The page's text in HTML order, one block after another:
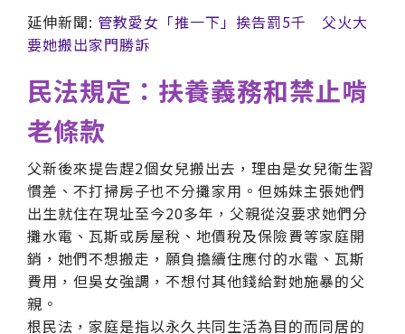
延伸新聞: 管教愛女「推一下」挨告罰5千 父火大
要她搬出家門勝訴
民法規定：扶養義務和禁止啃
老條款
父新後來提告趕2個女兒搬出去，理由是女兒衛生習
慣差、不打掃房子也不分攤家用。但姊妹主張她們
出生就住在現址至今20多年，父親從沒要求她們分
攤水電、瓦斯或房屋稅、地價稅及保險費等家庭開
銷，她們不想搬走，願負擔續住應付的水電、瓦斯
費用，但吳女強調，不想付其他錢給對她施暴的父
親。
根民法，家庭是指以永久共同生活為目的而同居的